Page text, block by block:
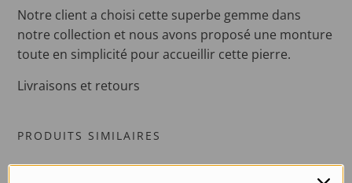
Notre client a choisi cette superbe gemme dans
notre collection et nous avons proposé une monture
toute en simplicité pour accueillir cette pierre.
Livraisons et retours
PRODUITS SIMILAIRES